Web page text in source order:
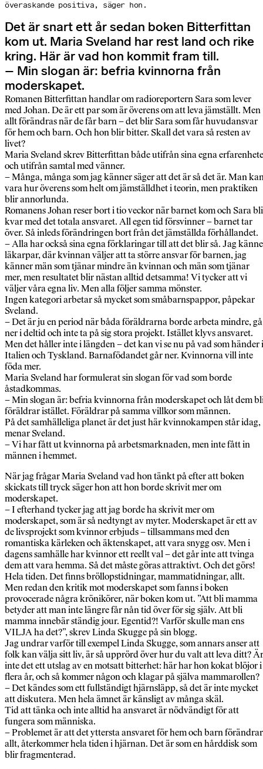
överaskande positiva, säger hon.
Det är snart ett år sedan boken Bitterfittan
kom ut. Maria Sveland har rest land och rike
kring. Här är vad hon kommit fram till.
– Min slogan är: befria kvinnorna från
moderskapet.
Romanen Bitterfittan handlar om radioreportern Sara som lever
med Johan. De är ett par som är överens om att leva jämställt. Men
allt förändras när de får barn – det blir Sara som får huvudansvar
för hem och barn. Och hon blir bitter. Skall det vara så resten av
livet?
Maria Sveland skrev Bitterfittan både utifrån sina egna
och utifrån samtal med vänner.
– Många, många som jag känner säger att det är så det är. Man
vara hur överens som helt om jämställdhet i teorin, men praktiken
blir annorlunda.
Romanens Johan reser bort i tio veckor när barnet kom och Sara
kvar med det totala ansvaret. All egen tid försvinner – barnet tar
över. Så inleds förändringen bort från det jämställda förhållandet.
– Alla har också sina egna förklaringar till att det blir så. Jag
läkarpar, där kvinnan väljer att ta större ansvar för barnen, jag
känner män som tjänar mindre än kvinnan och män som tjänar
mer, men resultatet blir nästan alltid detsamma! Vi tycker att vi
väljer våra egna liv. Men alla följer samma mönster.
Ingen kategori arbetar så mycket som småbarnspappor, påpekar
Sveland.
– Det är ju en period när båda föräldrarna borde arbeta mindre, gå
ner i deltid och inte ta på sig stora projekt. Istället klyvs ansvaret.
Men det håller inte i längden – det kan vi se nu på vad som händer i
Italien och Tyskland. Barnafödandet går ner. Kvinnorna vill inte
föda mer.
Maria Sveland har formulerat sin slogan för vad som borde
åstadkommas.
– Min slogan är: befria kvinnorna från moderskapet och låt dem
föräldrar istället. Föräldrar på samma villkor som männen.
På det samhälleliga planet är det just här kvinnokampen står idag,
menar Sveland.
– Vi har fått ut kvinnorna på arbetsmarknaden, men inte fått in
männen i hemmet.
När jag frågar Maria Sveland vad hon tänkt på efter att boken
skickats till tryck säger hon att hon borde skrivit mer om
moderskapet.
– I efterhand tycker jag att jag borde ha skrivit mer om
moderskapet, som är så nedtyngt av myter. Moderskapet är ett av
de livsprojekt som kvinnor erbjuds – tillsammans med den
romantiska kärleken och äktenskapet, att vara snygg osv. Men i
dagens samhälle har kvinnor ett reellt val – det går inte att tvinga
dem att vara hemma. Så det måste göras attraktivt. Och det görs!
Hela tiden. Det finns bröllopstidningar, mammatidningar, allt.
Men redan den kritik mot moderskapet som fanns i boken
provocerade några krönikörer, när boken kom ut. ”Att bli mamma
betyder att man inte längre får nån tid över för sig själv. Att bli
mamma innebär ständig jour. Egentid?! Varför skulle man ens
VILJA ha det?”, skrev Linda Skugge på sin blogg.
Jag undrar varför till exempel Linda Skugge, som annars anser att
folk kan välja sitt liv, är så upprörd över hur du valt att leva ditt? Är
inte det ett utslag av en motsatt bitterhet: här har hon kokat blöjor i
flera år, och så kommer någon och klagar på själva mammarollen?
– Det kändes som ett fullständigt hjärnsläpp, så det är inte mycket
att diskutera. Men hela ämnet är känsligt av många skäl.
Tid att tänka och inte alltid ha ansvaret är nödvändigt för att
fungera som människa.
– Problemet är att det yttersta ansvaret för hem och barn förändrar
allt, återkommer hela tiden i hjärnan. Det är som en hårddisk som
blir fragmenterad.